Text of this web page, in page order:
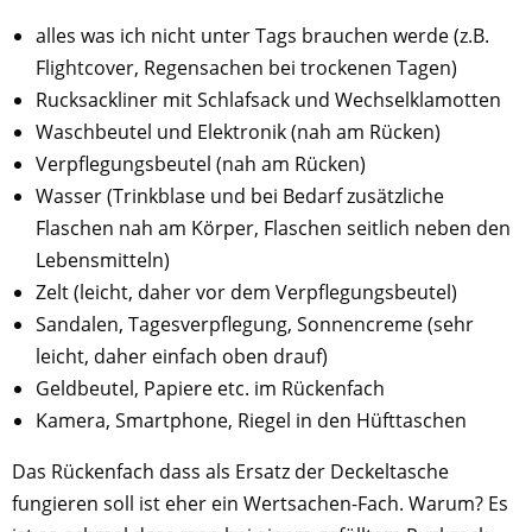
alles was ich nicht unter Tags brauchen werde (z.B.
Flightcover, Regensachen bei trockenen Tagen)
Rucksackliner mit Schlafsack und Wechselklamotten
Waschbeutel und Elektronik (nah am Rücken)
Verpflegungsbeutel (nah am Rücken)
Wasser (Trinkblase und bei Bedarf zusätzliche
Flaschen nah am Körper, Flaschen seitlich neben den
Lebensmitteln)
Zelt (leicht, daher vor dem Verpflegungsbeutel)
Sandalen, Tagesverpflegung, Sonnencreme (sehr
leicht, daher einfach oben drauf)
Geldbeutel, Papiere etc. im Rückenfach
Kamera, Smartphone, Riegel in den Hüfttaschen
Das Rückenfach dass als Ersatz der Deckeltasche
fungieren soll ist eher ein Wertsachen-Fach. Warum? Es